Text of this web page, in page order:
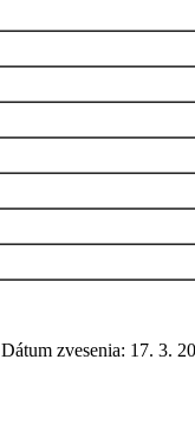
Dátum zvesenia: 17. 3.